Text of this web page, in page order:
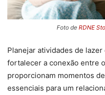
Foto de RDNE
Planejar atividades de
fortalecer a conexão entre
proporcionam momentos
essenciais para um